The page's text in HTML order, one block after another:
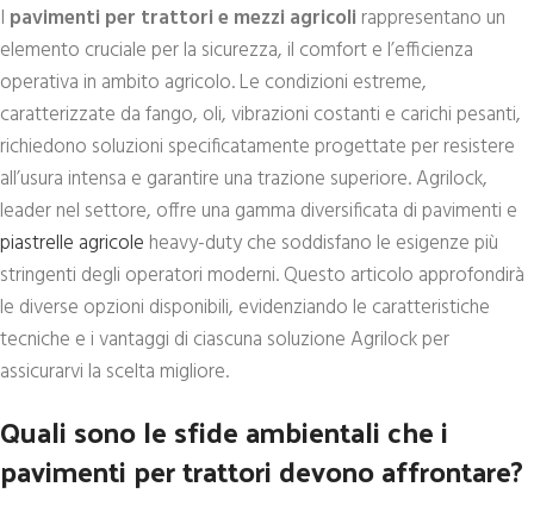
I pavimenti per trattori e mezzi agricoli rappresentano un
elemento cruciale per la sicurezza, il comfort e l’efficienza
operativa in ambito agricolo. Le condizioni estreme,
caratterizzate da fango, oli, vibrazioni costanti e carichi pesanti,
richiedono soluzioni specificatamente progettate per resistere
all’usura intensa e garantire una trazione superiore. Agrilock,
leader nel settore, offre una gamma diversificata di pavimenti e
piastrelle agricole heavy-duty che soddisfano le esigenze più
stringenti degli operatori moderni. Questo articolo approfondirà
le diverse opzioni disponibili, evidenziando le caratteristiche
tecniche e i vantaggi di ciascuna soluzione Agrilock per
assicurarvi la scelta migliore.
Quali sono le sfide ambientali che i
pavimenti per trattori devono affrontare?